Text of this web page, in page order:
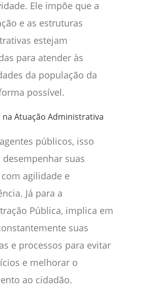
Ele impõe que a
e as estruturas
estejam
para atender às
da população da
possível.
na Atuação Administrativa
públicos, isso
suas
agilidade e
Já para a
Pública, implica em
suas
e processos para evitar
e melhorar o
ao cidadão.